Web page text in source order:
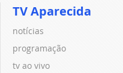
TV Aparecida
notícias
programação
tv ao vivo